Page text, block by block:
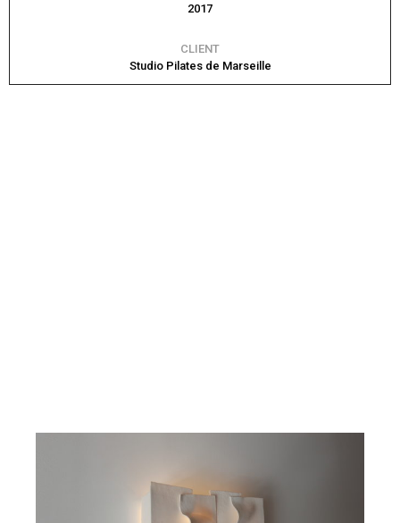
2017
CLIENT
Studio Pilates de Marseille